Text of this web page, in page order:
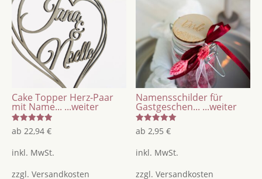
Cake Topper Herz-Paar
mit Name... ...weiter
Bewertet
mit
von 5
ab 22,94 €
inkl. MwSt.
zzgl. Versandkosten
Namensschilder für
Gastgeschen... ...weiter
Bewertet
mit
von 5
ab2,95€
inkl. MwSt.
zzgl.Versandkosten